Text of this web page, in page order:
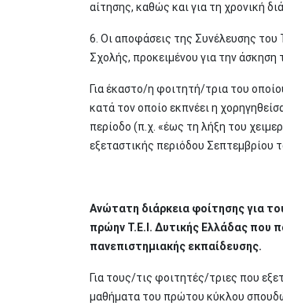
αίτησης, καθώς και για τη χρονική
6. Οι αποφάσεις της Συνέλευσης του
Σχολής, προκειμένου για την
Για έκαστο/η φοιτητή/τρια του
κατά τον οποίο εκπνέει η
περίοδο (π.χ. «έως τη λήξη του
εξεταστικής περιόδου Σεπτεμβρίου
Ανώτατη διάρκεια φοίτησης για
πρώην Τ.Ε.Ι. Δυτικής Ελλάδας που
πανεπιστημιακής εκπαίδευσης.
Για τους/τις φοιτητές/τριες που
μαθήματα του πρώτου κύκλου